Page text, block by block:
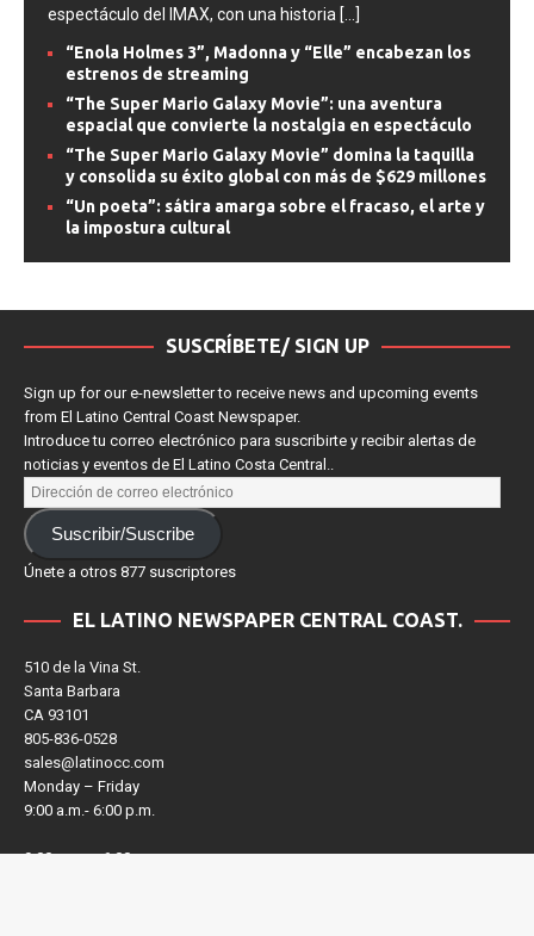
espectáculo del IMAX, con una historia [...]
“Enola Holmes 3”, Madonna y “Elle” encabezan los
estrenos de streaming
“The Super Mario Galaxy Movie”: una aventura
espacial que convierte la nostalgia en espectáculo
“The Super Mario Galaxy Movie” domina la taquilla
y consolida su éxito global con más de $629 millones
“Un poeta”: sátira amarga sobre el fracaso, el arte y
la impostura cultural
SUSCRÍBETE/ SIGN UP
Sign up for our e-newsletter to receive news and upcoming events
from El Latino Central Coast Newspaper.
Introduce tu correo electrónico para suscribirte y recibir alertas de
noticias y eventos de El Latino Costa Central..
Suscribir/Suscribe
Únete a otros 877 suscriptores
EL LATINO NEWSPAPER CENTRAL COAST.
510 de la Vina St.
Santa Barbara
CA 93101
805-836-0528
sales@latinocc.com
Monday – Friday
9:00 a.m.- 6:00 p.m.
9:00 a.m. – 6:00 p.m.